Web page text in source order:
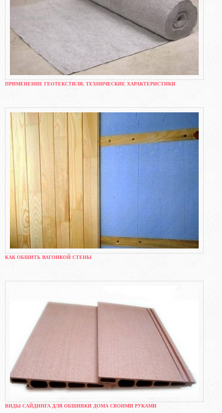
ПРИМЕНЕНИЕ ГЕОТЕКСТИЛЯ, ТЕХНИЧЕСКИЕ ХАРАКТЕРИСТИКИ
КАК ОБШИТЬ ВАГОНКОЙ СТЕНЫ
ВИДЫ САЙДИНГА ДЛЯ ОБШИВКИ ДОМА СВОИМИ РУКАМИ